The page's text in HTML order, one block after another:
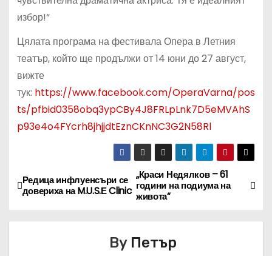
избор!“
Цялата програма на фестивала Опера в Летния
театър, който ще продължи от 14 юни до 27 август,
вижте
тук: https://www.facebook.com/OperaVarna/pos
ts/pfbid0358obq3ypCBy4J8FRLpLnk7D5eMVAhS
p93e4o4FYcrh8jhjjdtEznCKnNC3G2N58Rl
Н
„Краси Недялков – 61
години на подиума на
живота“
Редица инфлуенсъри се
довериха на M.U.S.Е Clinic
By Петър